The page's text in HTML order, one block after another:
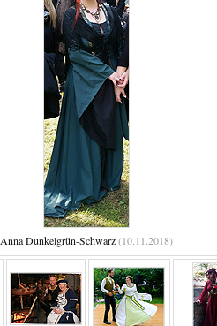
Anna Dunkelgrün-Schwarz(10.11.2018)